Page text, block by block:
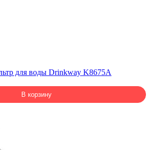
для воды Drinkway K8675A
В корзину